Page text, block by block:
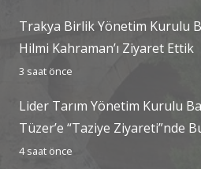
Trakya Birlik Yönetim Kurulu
Hilmi Kahraman’ı Ziyaret Ettik
3 saat önce
Lider Tarım Yönetim Kurulu
Tüzer’e “Taziye Ziyareti”nde
4 saat önce